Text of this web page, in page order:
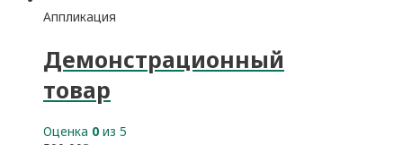
Аппликация
Демонстрационный
товар
Оценка 0 из 5